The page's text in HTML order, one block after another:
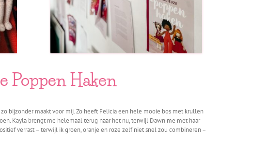
Poppen Haken
bijzonder maakt voor mij. Zo heeft Felicia een hele mooie bos met krullen
Kayla brengt me helemaal terug naar het nu, terwijl Dawn me met haar
verrast – terwijl ik groen, oranje en roze zelf niet snel zou combineren –